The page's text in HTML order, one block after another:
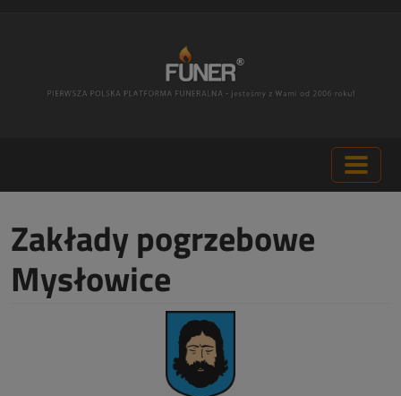
Zakłady pogrzebowe
Mysłowice